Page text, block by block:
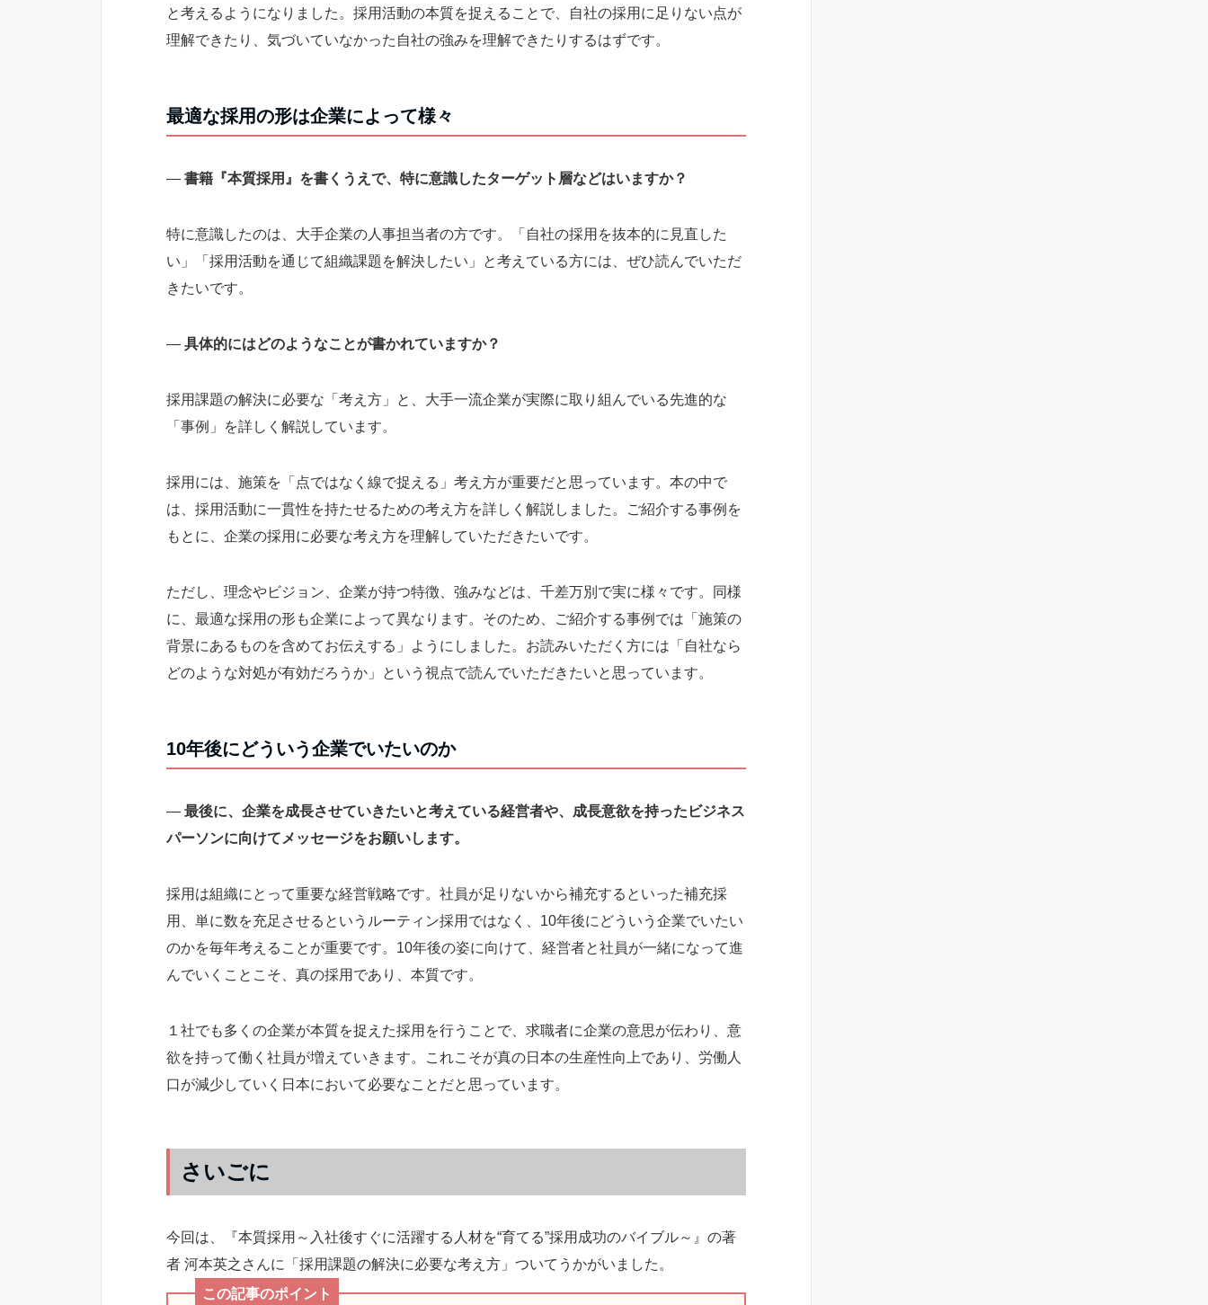
と考えるようになりました。採用活動の本質を捉えることで、自社の採用に足りない点が
理解できたり、気づいていなかった自社の強みを理解できたりするはずです。
最適な採用の形は企業によって様々
― 書籍『本質採用』を書くうえで、特に意識したターゲット層などはいますか？
特に意識したのは、大手企業の人事担当者の方です。「自社の採用を抜本的に見直した
い」「採用活動を通じて組織課題を解決したい」と考えている方には、ぜひ読んでいただ
きたいです。
― 具体的にはどのようなことが書かれていますか？
採用課題の解決に必要な「考え方」と、大手一流企業が実際に取り組んでいる先進的な
「事例」を詳しく解説しています。
採用には、施策を「点ではなく線で捉える」考え方が重要だと思っています。本の中で
は、採用活動に一貫性を持たせるための考え方を詳しく解説しました。ご紹介する事例を
もとに、企業の採用に必要な考え方を理解していただきたいです。
ただし、理念やビジョン、企業が持つ特徴、強みなどは、千差万別で実に様々です。同様
に、最適な採用の形も企業によって異なります。そのため、ご紹介する事例では「施策の
背景にあるものを含めてお伝えする」ようにしました。お読みいただく方には「自社なら
どのような対処が有効だろうか」という視点で読んでいただきたいと思っています。
10年後にどういう企業でいたいのか
― 最後に、企業を成長させていきたいと考えている経営者や、成長意欲を持ったビジネス
パーソンに向けてメッセージをお願いします。
採用は組織にとって重要な経営戦略です。社員が足りないから補充するといった補充採
用、単に数を充足させるというルーティン採用ではなく、10年後にどういう企業でいたい
のかを毎年考えることが重要です。10年後の姿に向けて、経営者と社員が一緒になって進
んでいくことこそ、真の採用であり、本質です。
１社でも多くの企業が本質を捉えた採用を行うことで、求職者に企業の意思が伝わり、意
欲を持って働く社員が増えていきます。これこそが真の日本の生産性向上であり、労働人
口が減少していく日本において必要なことだと思っています。
さいごに
今回は、『本質採用～入社後すぐに活躍する人材を“育てる”採用成功のバイブル～』の著
者 河本英之さんに「採用課題の解決に必要な考え方」ついてうかがいました。
この記事のポイント